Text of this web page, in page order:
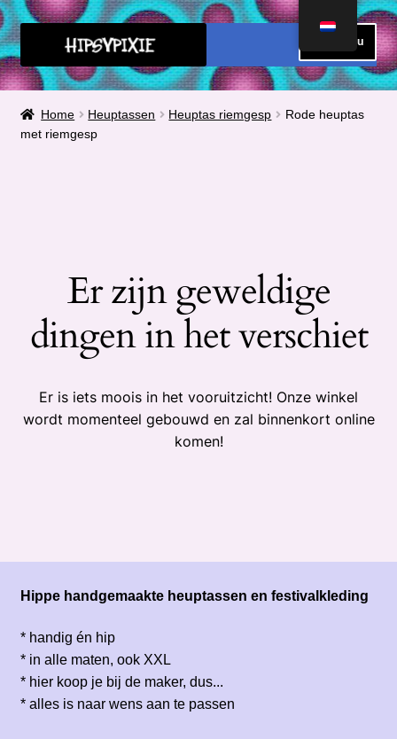
Ga
door
naar
Ga
direct
naar
inhoud
Menu
HOME
FAQ
CONTACT
SHOP
Home Heuptassen Heuptas riemgesp
Rode heuptas
met riemgesp
Er zijn geweldige
dingen in het verschiet
Er is iets moois in het vooruitzicht! Onze winkel
wordt momenteel gebouwd en zal binnenkort online
komen!
Hippe handgemaakte heuptassen en festivalkleding
* handig én hip
* in alle maten, ook XXL
* hier koop je bij de maker, dus...
* alles is naar wens aan te passen